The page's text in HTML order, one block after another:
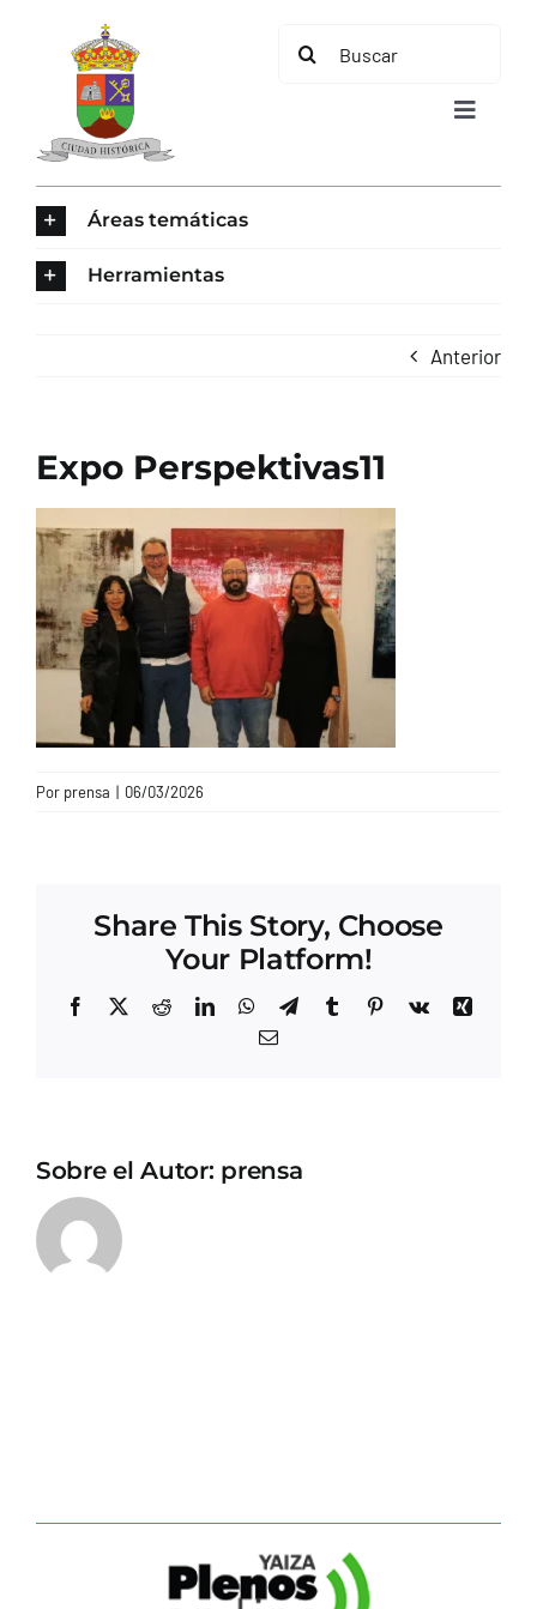
contenido
Buscar:
Toggle
TURISMO
CONTACTO
Áreas temáticas
Herramientas
Anterior
Expo Perspektivas11
Por prensa | 06/03/2026
Share This Story, Choose
Your Platform!
Facebook
X RedditLinkedInWhatsApp
TelegramTumblrPinterest
Vk
Xing
Correo
Sobre el Autor: prensa